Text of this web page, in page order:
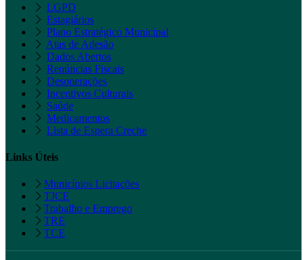
LGPD
Estagiários
Plano Estratégico Municipal
Atas de Adesão
Dados Abertos
Renúncias Fiscais
Desonerações
Incentivos Culturais
Saúde
Medicamentos
Lista de Espera Creche
Links Úteis
Municípios Licitações
TJCE
Trabalho e Emprego
TRE
TCE